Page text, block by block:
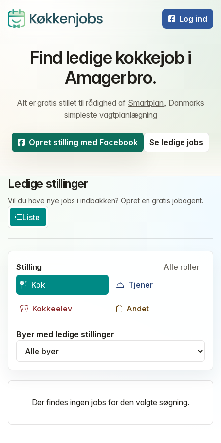
Log ind
Find ledige kokkejob i
Amagerbro.
Alt er gratis stillet til rådighed af Smartplan, Danmarks
simpleste vagtplanlægning
Opret stilling med Facebook Se ledige jobs
Ledige stillinger
Vil du have nye jobs i indbakken? Opret en gratis jobagent.
Liste
Stilling
Alle roller
Kok
Tjener
Kokkeelev Andet
Byer med ledige stillinger
Vælg by
Der findes ingen jobs for den valgte søgning.